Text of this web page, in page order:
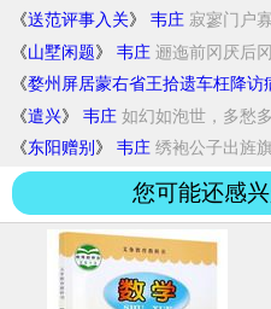
《送范评事入关》 韦庄 寂寥门户
尊...
《山墅闲题》 韦庄 逦迤前冈厌后
《婺州屏居蒙右省王拾遗车枉降访
流落卧漳滨，王粲思家拭泪频。画
《遣兴》 韦庄 如幻如泡世，多愁
《东阳赠别 》 韦庄 绣袍公子出旌
您可能还感